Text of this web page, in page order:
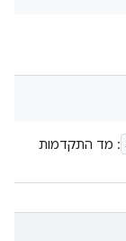
: מד התקדמות